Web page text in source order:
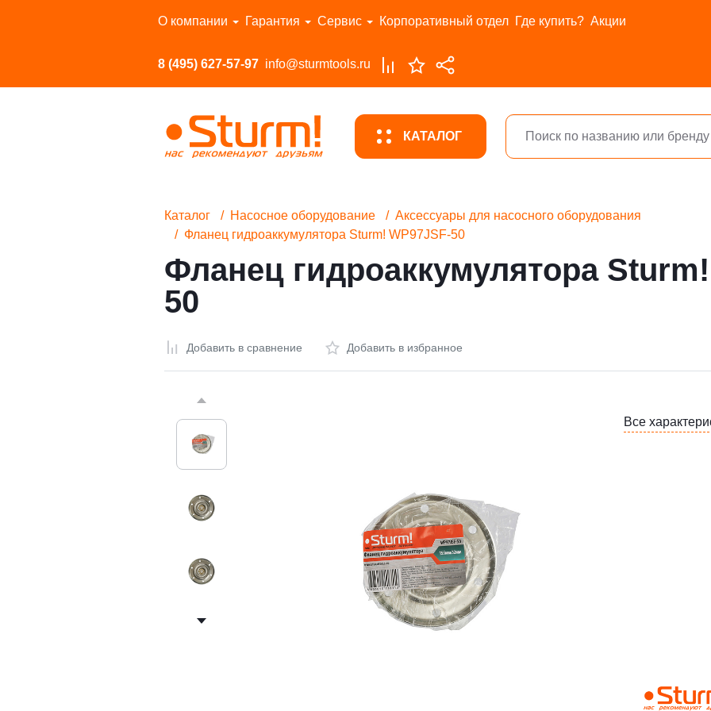
О компании Гарантия Сервис Корпоративный отдел Где купить? Акции
8 (495) 627-57-97 info@sturmtools.ru
КАТАЛОГ
Перейти в каталог
Каталог Насосное оборудование
Аксессуары для насосного оборудования
Фланец гидроаккумулятора Sturm! WP97JSF-50
Фланец гидроаккумулятора
50
Добавить в сравнение Добавить в избранное
Все